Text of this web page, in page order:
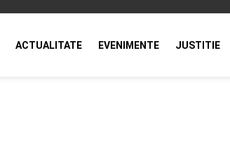
ACTUALITATE EVENIMENTE JUSTITIE